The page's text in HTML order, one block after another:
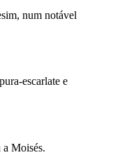
num notável
escarlate e
a Moisés.